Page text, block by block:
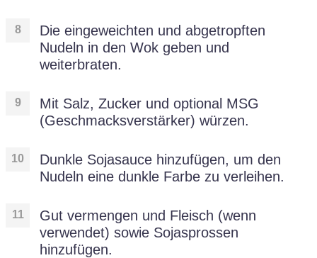
Die eingeweichten und abgetropften
Nudeln in den Wok geben und
weiterbraten.
Mit Salz, Zucker und optional MSG
(Geschmacksverstärker) würzen.
Dunkle Sojasauce hinzufügen, um den
Nudeln eine dunkle Farbe zu verleihen.
Gut vermengen und Fleisch (wenn
verwendet) sowie Sojasprossen
hinzufügen.